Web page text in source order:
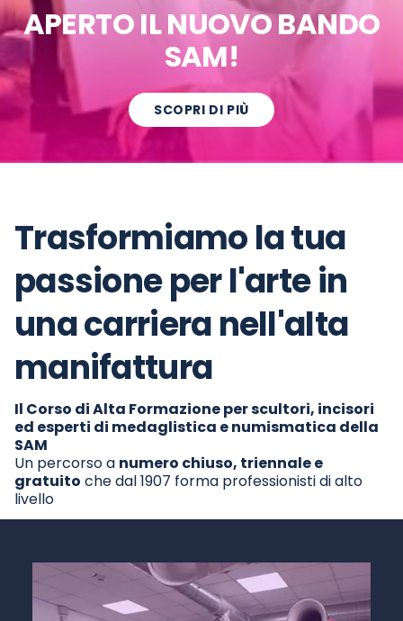
APERTO IL NUOVO BANDO
SAM!
SCOPRI DI PIÙ
Trasformiamo la tua
passione per l'arte in
una carriera nell'alta
manifattura
Il Corso di Alta Formazione per scultori, incisori
ed esperti di medaglistica e numismatica della
SAM
Un percorso a numero chiuso, triennale e
gratuito che dal 1907 forma professionisti di alto
livello